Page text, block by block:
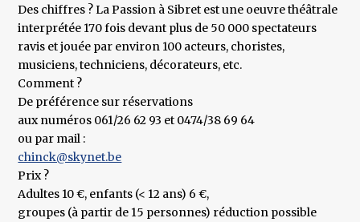
Des chiffres ? La Passion à Sibret est une oeuvre théâtrale
interprétée 170 fois devant plus de 50 000 spectateurs
ravis et jouée par environ 100 acteurs, choristes,
musiciens, techniciens, décorateurs, etc.
Comment ?
De préférence sur réservations
aux numéros 061/26 62 93 et 0474/38 69 64
ou par mail :
chinck@skynet.be
Prix ?
Adultes 10 €, enfants (< 12 ans) 6 €,
groupes (à partir de 15 personnes) réduction possible